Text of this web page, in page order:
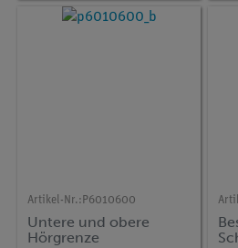
Artikel-Nr.: P6010600
Untere und obere
Hörgrenze